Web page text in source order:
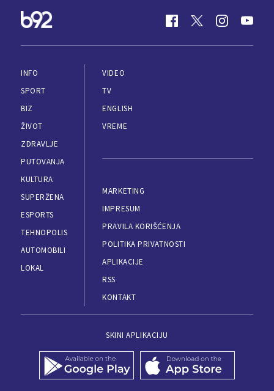
INFO
SPORT
BIZ
ŽIVOT
ZDRAVLJE
PUTOVANJA
KULTURA
SUPERŽENA
ESPORTS
TEHNOPOLIS
AUTOMOBILI
LOKAL
VIDEO
TV
ENGLISH
VREME
MARKETING
IMPRESUM
PRAVILA KORIŠĆENJA
POLITIKA PRIVATNOSTI
APLIKACIJE
RSS
KONTAKT
SKINI APLIKACIJU